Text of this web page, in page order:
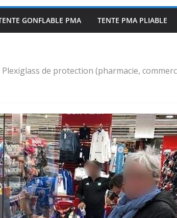
L = 25 m x l = 14 m x H = 7 m, S =
5 m x l = 14 m x H = 7 m, tunnel
GONFLABLE PMA TENTE PMA PLIABLE
de protection (pharmacie,